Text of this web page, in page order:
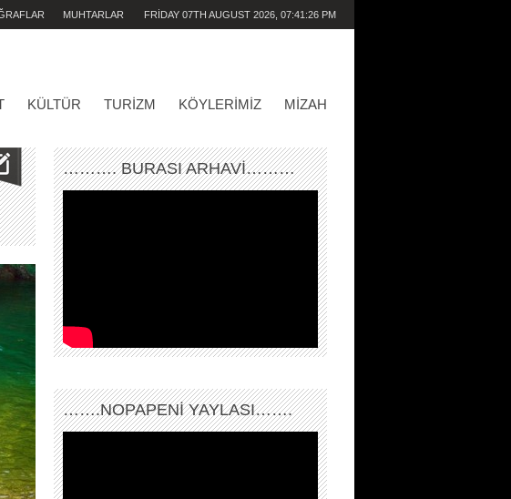
MUHTARLAR FRIDAY 07TH AUGUST 2026, 07:41:26 PM
KÜLTÜR TURIZM KÖYLERIMIZ MIZAH
………. BURASI ARHAVİ………
…….NOPAPENİ YAYLASI…….